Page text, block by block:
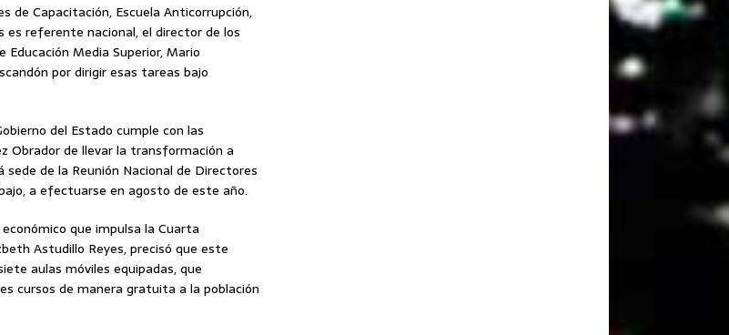
de Capacitación, Escuela Anticorrupción,
es referente nacional, el director de los
Media Superior, Mario
por dirigir esas tareas bajo
del Estado cumple con las
Obrador de llevar la transformación a
de la Reunión Nacional de Directores
a efectuarse en agosto de este año.
que impulsa la Cuarta
Astudillo Reyes, precisó que este
aulas móviles equipadas, que
cursos de manera gratuita a la población